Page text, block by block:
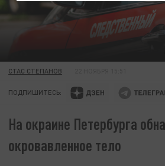
СТАС СТЕПАНОВ
ПОДПИШИТЕСЬ:
На окраине Петербурга
окровавленное тело